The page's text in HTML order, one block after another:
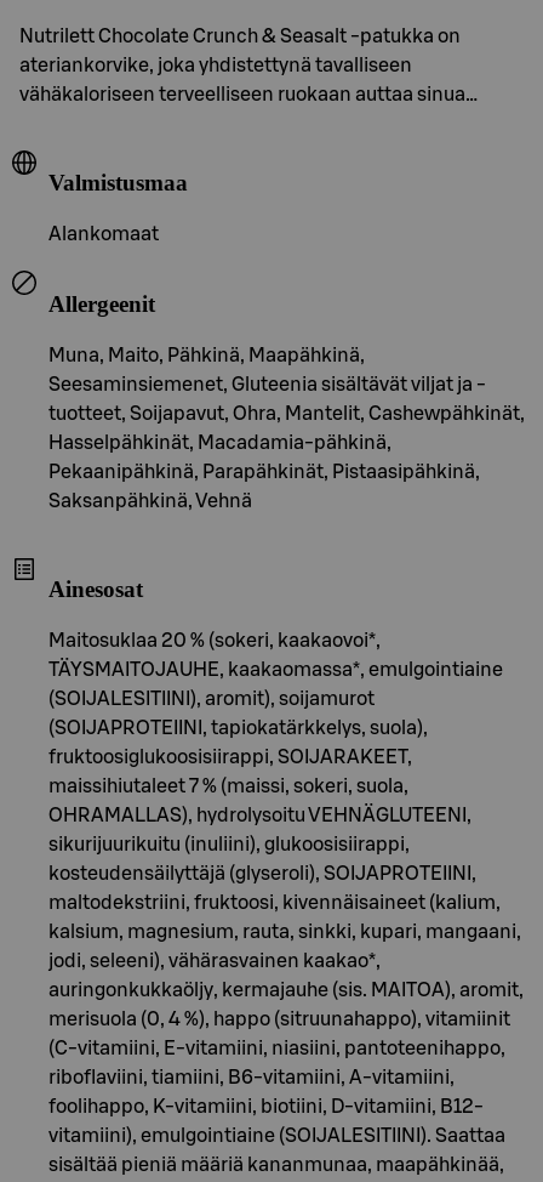
Nutrilett Chocolate Crunch & Seasalt -patukka on
ateriankorvike, joka yhdistettynä tavalliseen
vähäkaloriseen terveelliseen ruokaan auttaa sinua…
Valmistusmaa
Alankomaat
Allergeenit
Muna, Maito, Pähkinä, Maapähkinä,
Seesaminsiemenet, Gluteenia sisältävät viljat ja -
tuotteet, Soijapavut, Ohra, Mantelit, Cashewpähkinät,
Hasselpähkinät, Macadamia-pähkinä,
Pekaanipähkinä, Parapähkinät, Pistaasipähkinä,
Saksanpähkinä, Vehnä
Ainesosat
Maitosuklaa 20 % (sokeri, kaakaovoi*,
TÄYSMAITOJAUHE, kaakaomassa*, emulgointiaine
(SOIJALESITIINI), aromit), soijamurot
(SOIJAPROTEIINI, tapiokatärkkelys, suola),
fruktoosiglukoosisiirappi, SOIJARAKEET,
maissihiutaleet 7 % (maissi, sokeri, suola,
OHRAMALLAS), hydrolysoitu VEHNÄGLUTEENI,
sikurijuurikuitu (inuliini), glukoosisiirappi,
kosteudensäilyttäjä (glyseroli), SOIJAPROTEIINI,
maltodekstriini, fruktoosi, kivennäisaineet (kalium,
kalsium, magnesium, rauta, sinkki, kupari, mangaani,
jodi, seleeni), vähärasvainen kaakao*,
auringonkukkaöljy, kermajauhe (sis. MAITOA), aromit,
merisuola (0, 4 %), happo (sitruunahappo), vitamiinit
(C-vitamiini, E-vitamiini, niasiini, pantoteenihappo,
riboflaviini, tiamiini, B6-vitamiini, A-vitamiini,
foolihappo, K-vitamiini, biotiini, D-vitamiini, B12-
vitamiini), emulgointiaine (SOIJALESITIINI). Saattaa
sisältää pieniä määriä kananmunaa, maapähkinää,